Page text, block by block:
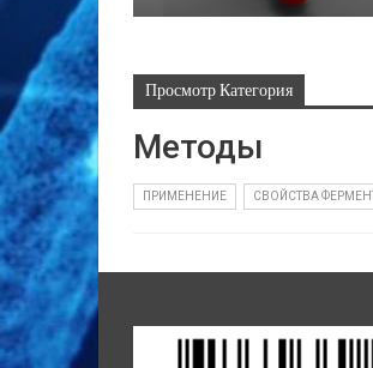
Просмотр Категория
Методы
ПРИМЕНЕНИЕ СВОЙСТВА